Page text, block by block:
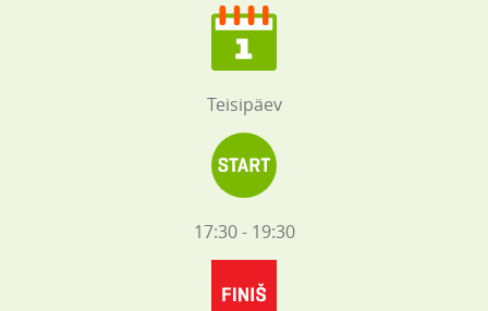
Teisipäev
17:30 - 19:30